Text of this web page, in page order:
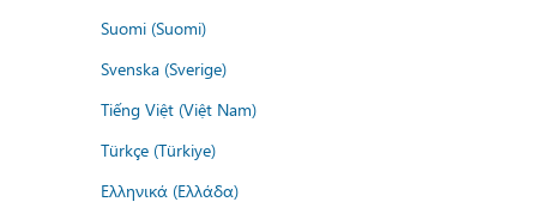
Suomi (Suomi)
Svenska (Sverige)
Tiếng Việt (Việt Nam)
Türkçe (Türkiye)
Ελληνικά (Ελλάδα)